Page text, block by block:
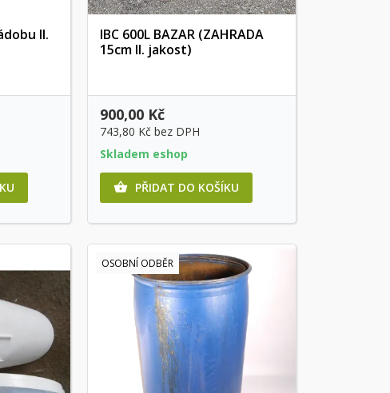
II.
Rychlý náhled
IBC 600L BAZAR (ZAHRADA
15cm II. jakost)
900,00 Kč
743,80 Kčbez DPH
Skladem eshop
 PŘIDAT DO KOŠÍKU
OSOBNÍ ODBĚR